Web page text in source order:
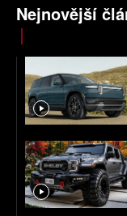
Nejnovější